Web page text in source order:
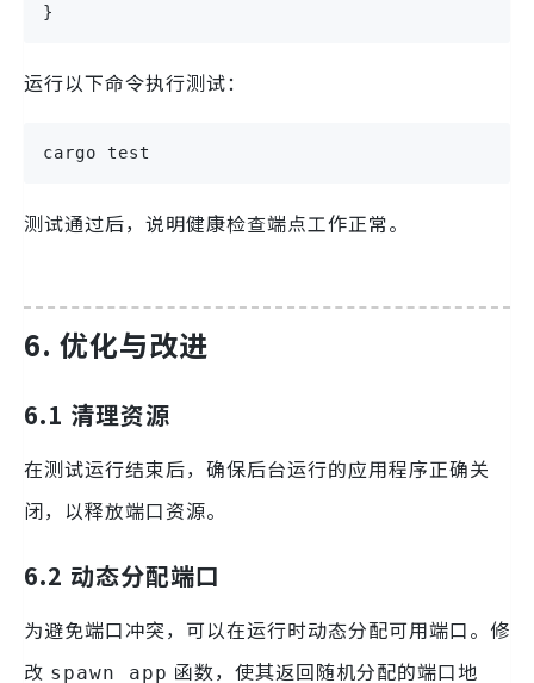
}
运行以下命令执行测试：
cargo test
测试通过后，说明健康检查端点工作正常。
6. 优化与改进
6.1 清理资源
在测试运行结束后，确保后台运行的应用程序正确关
闭，以释放端口资源。
6.2 动态分配端口
为避免端口冲突，可以在运行时动态分配可用端口。修
改 spawn_app 函数，使其返回随机分配的端口地